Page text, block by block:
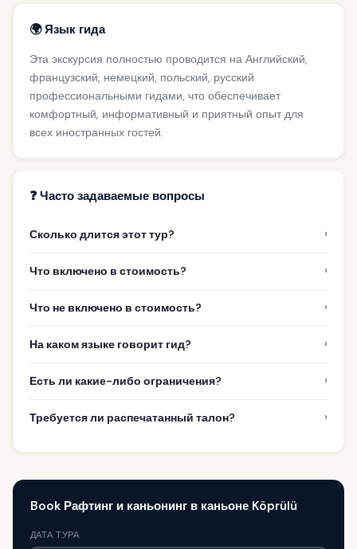
🌍 Язык гида
Эта экскурсия полностью проводится на Английский,
французский, немецкий, польский, русский
профессиональными гидами, что обеспечивает
комфортный, информативный и приятный опыт для
всех иностранных гостей.
❓ Часто задаваемые вопросы
Сколько длится этот тур? ›
Что включено в стоимость? ›
Что не включено в стоимость? ›
На каком языке говорит гид? ›
Есть ли какие-либо ограничения? ›
Требуется ли распечатанный талон? ›
Book Рафтинг и каньонинг в каньоне Köprülü
ДАТА ТУРА